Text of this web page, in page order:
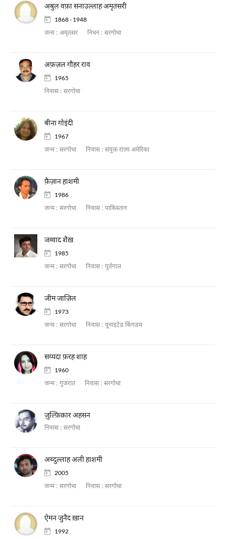
अबुल वफ़ा सनाउल्लाह अमृतसरी
1868 - 1948
जन्म : अमृतसर निधन : सरगोधा
अफ़ज़ल गौहर राव
1965
निवास : सरगोधा
बीना गोइंदी
1967
जन्म : सरगोधा निवास : संयुक्त राज्य अमेरिका
फ़ैज़ान हाशमी
1986
जन्म : सरगोधा निवास : पाकिस्तान
जव्वाद शैख़
1985
जन्म : सरगोधा निवास : पुर्तगाल
जीम जाज़िल
1973
जन्म : सरगोधा निवास : यूनाइटेड किंगडम
सय्यदा फ़रह शाह
1960
जन्म : गुजरात निवास : सरगोधा
ज़ुल्फ़िक़ार अहसन
निवास : सरगोधा
अब्दुल्लाह अली हाशमी
2005
जन्म : सरगोधा निवास : सरगोधा
ऐमन जुनैद ख़ान
1992